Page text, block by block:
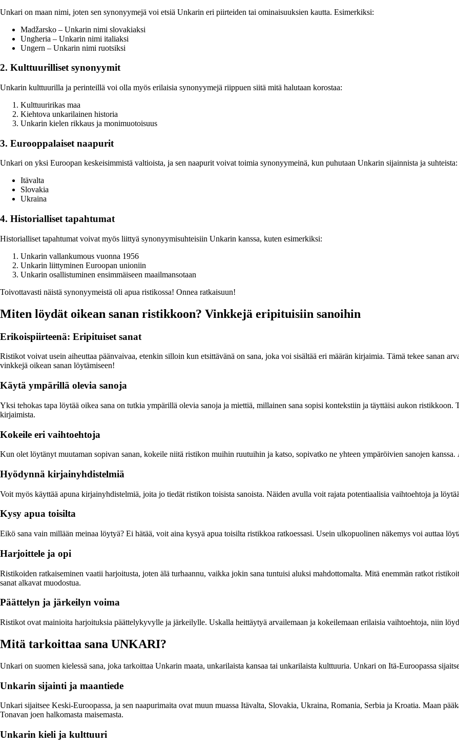
Unkari on maan nimi, joten sen synonyymejä voi etsiä Unkarin eri piirteiden tai ominaisuuksien kautta. Esimerkiksi:
Madžarsko – Unkarin nimi slovakiaksi
Ungheria – Unkarin nimi italiaksi
Ungern – Unkarin nimi ruotsiksi
2. Kulttuurilliset synonyymit
Unkarin kulttuurilla ja perinteillä voi olla myös erilaisia synonyymejä riippuen siitä mitä halutaan korostaa:
Kulttuuririkas maa
Kiehtova unkarilainen historia
Unkarin kielen rikkaus ja monimuotoisuus
3. Eurooppalaiset naapurit
Unkari on yksi Euroopan keskeisimmistä valtioista, ja sen naapurit voivat toimia synonyymeinä, kun puhutaan Unkarin sijainnista ja suhteista:
Itävalta
Slovakia
Ukraina
4. Historialliset tapahtumat
Historialliset tapahtumat voivat myös liittyä synonyymisuhteisiin Unkarin kanssa, kuten esimerkiksi:
Unkarin vallankumous vuonna 1956
Unkarin liittyminen Euroopan unioniin
Unkarin osallistuminen ensimmäiseen maailmansotaan
Toivottavasti näistä synonyymeistä oli apua ristikossa! Onnea ratkaisuun!
Miten löydät oikean sanan ristikkoon? Vinkkejä eripituisiin sanoihin
Erikoispiirteenä: Eripituiset sanat
Ristikot voivat usein aiheuttaa päänvaivaa, etenkin silloin kun etsittävänä on sana, joka voi sisältää eri määrän kirjaimia. Tämä tekee sanan
vinkkejä oikean sanan löytämiseen!
Käytä ympärillä olevia sanoja
Yksi tehokas tapa löytää oikea sana on tutkia ympärillä olevia sanoja ja miettiä, millainen sana sopisi kontekstiin ja täyttäisi aukon ristikkoon.
kirjaimista.
Kokeile eri vaihtoehtoja
Kun olet löytänyt muutaman sopivan sanan, kokeile niitä ristikon muihin ruutuihin ja katso, sopivatko ne yhteen ympäröivien sanojen
Hyödynnä kirjainyhdistelmiä
Voit myös käyttää apuna kirjainyhdistelmiä, joita jo tiedät ristikon toisista sanoista. Näiden avulla voit rajata potentiaalisia vaihtoehtoja ja
Kysy apua toisilta
Eikö sana vain millään meinaa löytyä? Ei hätää, voit aina kysyä apua toisilta ristikkoa ratkoessasi. Usein ulkopuolinen näkemys voi auttaa
Harjoittele ja opi
Ristikoiden ratkaiseminen vaatii harjoitusta, joten älä turhaannu, vaikka jokin sana tuntuisi aluksi mahdottomalta. Mitä enemmän ratkot
sanat alkavat muodostua.
Päättelyn ja järkeilyn voima
Ristikot ovat mainioita harjoituksia päättelykyvylle ja järkeilylle. Uskalla heittäytyä arvailemaan ja kokeilemaan erilaisia vaihtoehtoja, niin
Mitä tarkoittaa sana UNKARI?
Unkari on suomen kielessä sana, joka tarkoittaa Unkarin maata, unkarilaista kansaa tai unkarilaista kulttuuria. Unkari on Itä-Euroopassa
Unkarin sijainti ja maantiede
Unkari sijaitsee Keski-Euroopassa, ja sen naapurimaita ovat muun muassa Itävalta, Slovakia, Ukraina, Romania, Serbia ja Kroatia. Maan
Tonavan joen halkomasta maisemasta.
Unkarin kieli ja kulttuuri